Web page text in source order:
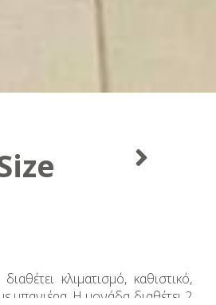
κλιματισμό, καθιστικό,
μπανιέρα. Η μονάδα διαθέτει 2